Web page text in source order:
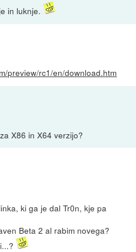
in luknje.
preview/rc1/en/download.htm
X86 in X64 verzijo?
ki ga je dal Tr0n, kje pa
Beta 2 al rabim novega?